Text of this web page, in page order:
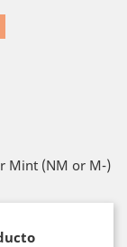
Mint (NM or M-)